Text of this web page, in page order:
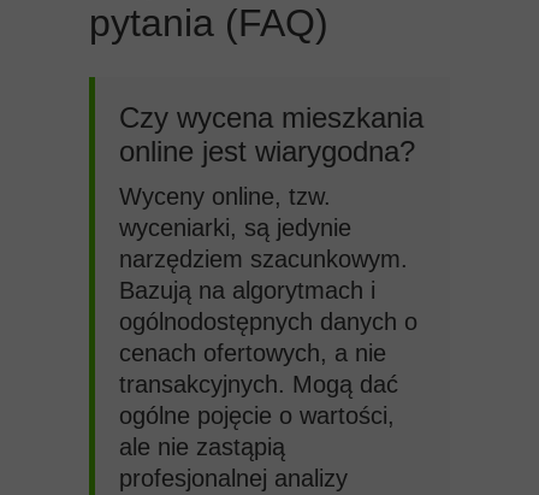
pytania (FAQ)
Czy wycena mieszkania
online jest wiarygodna?
Wyceny online, tzw.
wyceniarki, są jedynie
narzędziem szacunkowym.
Bazują na algorytmach i
ogólnodostępnych danych o
cenach ofertowych, a nie
transakcyjnych. Mogą dać
ogólne pojęcie o wartości,
ale nie zastąpią
profesjonalnej analizy